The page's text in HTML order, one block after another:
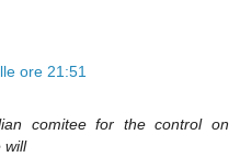
ore 21:51
comitee for the control on
will